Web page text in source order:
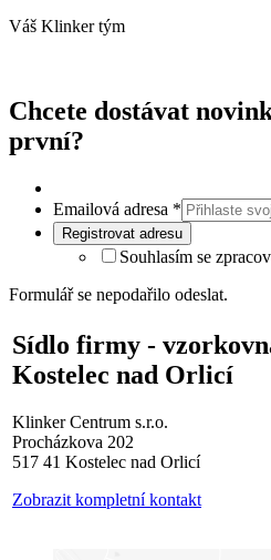
Váš Klinker tým
Chcete dostávat
první?
Emailová adresa *
Registrovat adresu
Souhlasím se
Formulář se nepodařilo odeslat.
Sídlo firmy -
Kostelec nad Orlicí
Klinker Centrum s.r.o.
Procházkova 202
517 41 Kostelec nad Orlicí
Zobrazit kompletní kontakt